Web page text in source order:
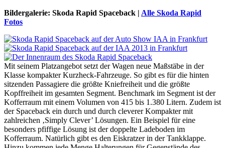
Bildergalerie: Skoda Rapid Spaceback | Alle Skoda Rapid
Fotos
Mit seinem Platzangebot setzt der Wagen neue Maßstäbe in der
Klasse kompakter Kurzheck-Fahrzeuge. So gibt es für die hinten
sitzenden Passagiere die größte Kniefreiheit und die größte
Kopffreiheit im gesamten Segment. Benchmark im Segment ist der
Kofferraum mit einem Volumen von 415 bis 1.380 Litern. Zudem ist
der Spaceback ein durch und durch cleverer Kompakter mit
zahlreichen ‚Simply Clever’ Lösungen. Ein Beispiel für eine
besonders pfiffige Lösung ist der doppelte Ladeboden im
Kofferraum. Natürlich gibt es den Eiskratzer in der Tankklappe.